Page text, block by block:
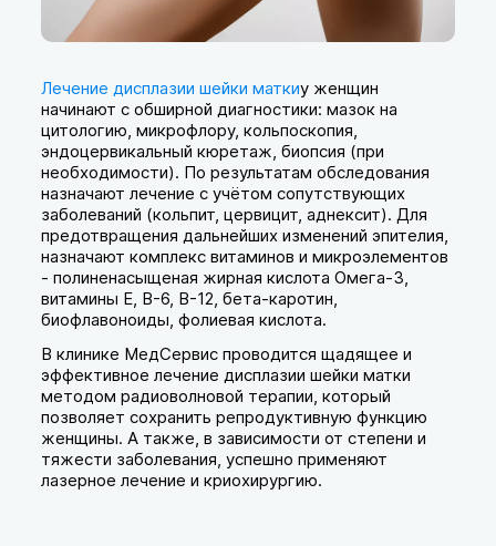
Лечение дисплазии шейки маткиу женщин
начинают с обширной диагностики: мазок на
цитологию, микрофлору, кольпоскопия,
эндоцервикальный кюретаж, биопсия (при
необходимости). По результатам обследования
назначают лечение с учётом сопутствующих
заболеваний (кольпит, цервицит, аднексит). Для
предотвращения дальнейших изменений эпителия,
назначают комплекс витаминов и микроэлементов
- полиненасыщеная жирная кислота Омега-3,
витамины Е, В-6, В-12, бета-каротин,
биофлавоноиды, фолиевая кислота.
В клинике МедСервис проводится щадящее и
эффективное лечение дисплазии шейки матки
методом радиоволновой терапии, который
позволяет сохранить репродуктивную функцию
женщины. А также, в зависимости от степени и
тяжести заболевания, успешно применяют
лазерное лечение и криохирургию.